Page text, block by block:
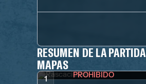
RESUMEN DE LA PARTIDA
MAPAS
1 PROHIBIDO